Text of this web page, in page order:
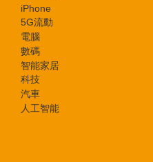
iPhone
5G流動
電腦
數碼
智能家居
科技
汽車
人工智能